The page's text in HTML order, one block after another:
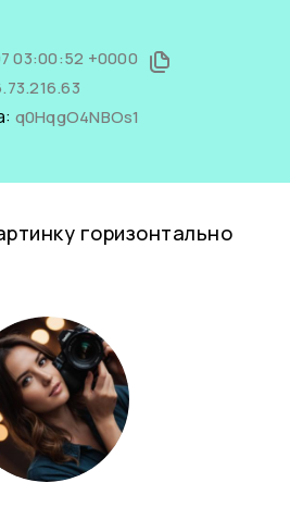
03:00:52 +0000
q0HqgO4NBOs1
горизонтально